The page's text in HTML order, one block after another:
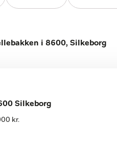
i 8600, Silkeborg
Silkeborg
kr.